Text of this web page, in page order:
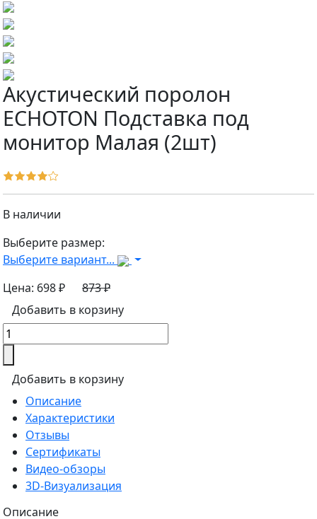
Акустический поролон
ECHOTON Подставка под
монитор Малая (2шт)
В наличии
Выберите размер:
Выберите вариант...
Цена: 698 ₽
873 ₽
Добавить в корзину
Добавить в корзину
Описание
Характеристики
Отзывы
Сертификаты
Видео-обзоры
3D-Визуализация
Описание